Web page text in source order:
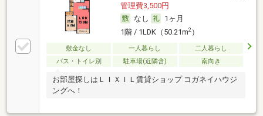
管理費3,500円
なし
1ヶ月
1階 / 1LDK（50.21m2）
敷金なし 一人暮らし
二人暮らし
バス・トイレ別
駐車場(近隣含) 南向き
お部屋探しはＬＩＸＩＬ賃貸ショップ コガネイハウジ
ングへ！